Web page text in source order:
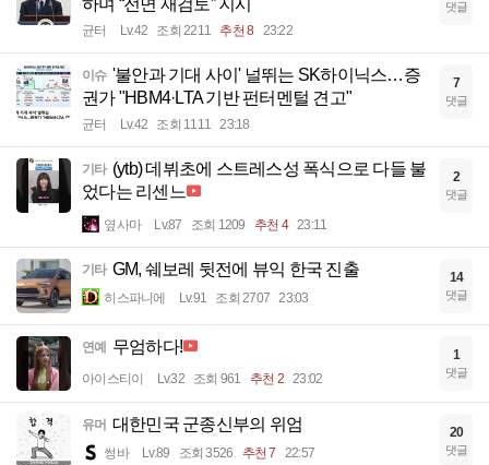
균터 Lv.42 조회 2211 추천 8 23:22
댓글
이슈 '불안과 기대 사이' 널뛰는 SK하이닉스…증
권가 "HBM4·LTA 기반 펀터멘털 견고"
균터 Lv.42 조회 1111 23:18
7
댓글
기타 (ytb) 데뷔초에 스트레스성 폭식으로 다들 불
었다는 리센느
옆사마 Lv.87 조회 1209 추천 4 23:11
2
댓글
기타 GM, 쉐보레 뒷전에 뷰익 한국 진출
히스파니에 Lv.91 조회 2707 23:03
14
댓글
연예 무엄하다!
아이스티이 Lv.32 조회 961 추천 2 23:02
1
댓글
유머 대한민국 군종신부의 위엄
썽바 Lv.89 조회 3526 추천 7 22:57
20
댓글